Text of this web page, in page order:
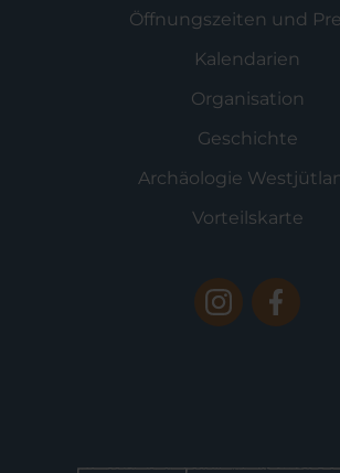
Öffnungszeiten und
Kalendarien
Organisation
Geschichte
Archäologie
Vorteilskarte